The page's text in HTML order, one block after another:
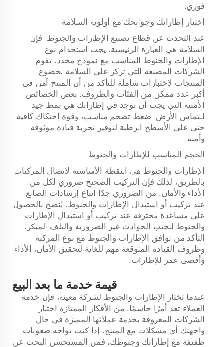
فوري.
اختيار إطاراتك وجوانحك مع أولوية السلامة
عند التحدث عن قطاع تصنيع الإطارات والجنوط، فإن
السلامة هي العبارة الرئيسية. يجب استخدام نوع
الإطارات والجنوط المناسب مع نموذج محدد. تقوم
الشركات المصنعة التي تركز على السلامة بخضوع
المنتجات لاختبارات شاملة للتأكد من أن المنتج آمن في
أكبر عدد ممكن من الفئات والظروف. بعض الخصائص
الأمنية التي يجب أن توجد في إطاراتك هي نمط جيد
للتماس الأرض، ضغط تضخم مناسب، وقوة احتكاك كافية
حتى على الأسطح الرطبة لتوفير تجربة قيادة موثوقة
وأمنة.
الحجم المناسب للإطارات والجنوط
الإطارات والجنوط هي النقطة الأساسية لاتصال المركبات
بالطريق، لذلك فإن التركيب الصحيح ضروري لكل من
الأداء والأمان. من الضروري جدًا اتباع إرشادات الصانع
عند تركيب أو استبدال الإطارات والجنوط. يُنصح بالحصول
على مساعدة محترفة عند تركيب أو استبدال الإطارات
والجنوط لتجنب الحوادث غير الضرورية والتلف المبكر.
التأكد من توافق الإطارات والجنوط مع نوع المركبة
وظروف القيادة المتوقعة مهم للغاية لتحقيق الأمان، الأداء
وأقصى عمر للإطارات.
قيمة خدمة ما بعد البيع
عندما تختار الإطارات والجنوط لشركة معينة، فإن خدمة
العملاء تعد أمرًا حاسمًا. من الأفكار الممتازة اختيار
الشركات المعروفة بخدمة عملائها المميزة في حال
واجهتك أي مشكلات مع المنتج. إذا كنت تواجه صعوبات
طفيفة مع إطاراتك وجنوطك، فمن المستحسن البحث عن